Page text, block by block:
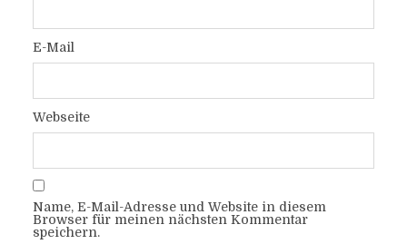
E-Mail
Webseite
Name, E-Mail-Adresse und Website in diesem
Browser für meinen nächsten Kommentar
speichern.